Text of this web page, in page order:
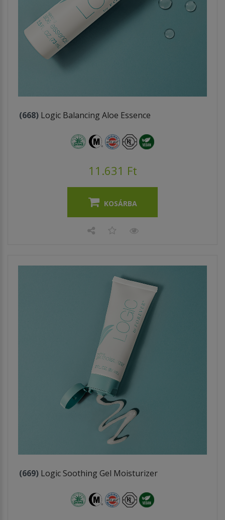
(668) Logic Balancing Aloe Essence
11.631 Ft
KOSÁRBA
(669) Logic Soothing Gel Moisturizer